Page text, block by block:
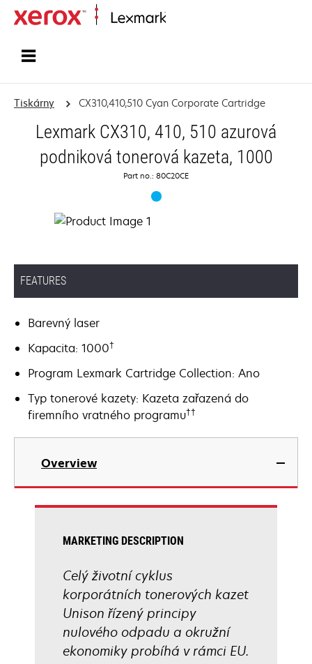
Tiskárny CX310,410,510 Cyan Corporate Cartridge
Lexmark CX310, 410, 510 azurová
podniková tonerová kazeta, 1000
Part no.: 80C20CE
FEATURES
Barevný laser
Kapacita: 1000†
Program Lexmark Cartridge Collection: Ano
Typ tonerové kazety: Kazeta zařazená do
firemního vratného programu††
Overview
MARKETING DESCRIPTION
Celý životní cyklus
korporátních tonerových kazet
Unison řízený principy
nulového odpadu a okružní
ekonomiky probíhá v rámci EU.